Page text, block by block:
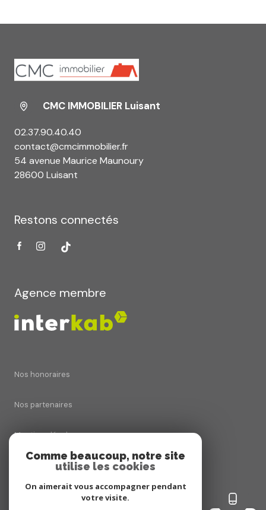
CMC IMMOBILIER Luisant
02.37.90.40.40
contact@cmcimmobilier.fr
54 avenue Maurice Maunoury
28600 Luisant
Restons connectés
Agence membre
Nos honoraires
Nos partenaires
Mentions légales
Comme beaucoup, notre site
utilise les cookies
On aimerait vous accompagner pendant
votre visite.